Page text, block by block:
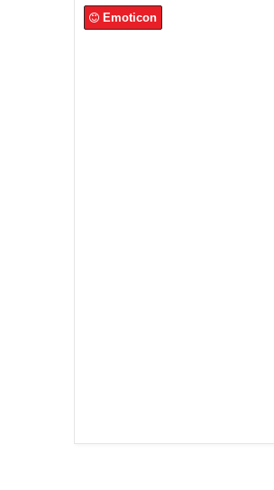
Emoticon